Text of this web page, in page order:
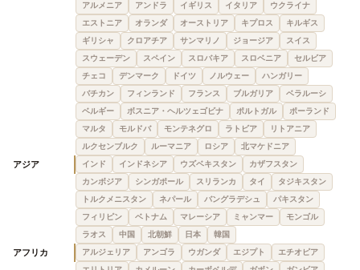
アルメニア
アンドラ イギリス イタリア
ウクライナ
エストニア
オランダ オーストリア キプロス
キルギス
ギリシャ
クロアチア サンマリノ ジョージア
スイス
スウェーデン
スペイン スロバキア スロベニア
セルビア
チェコ
デンマーク ドイツ ノルウェー
ハンガリー
バチカン
フィンランド フランス ブルガリア
ベラルーシ
ベルギー
ボスニア・ヘルツェゴビナ ポルトガル
ポーランド
マルタ
モルドバ モンテネグロ ラトビア
リトアニア
ルクセンブルク
ルーマニア ロシア 北マケドニア
アジア インド インドネシア ウズベキスタン
カザフスタン
カンボジア
シンガポール スリランカ タイ
タジキスタン
トルクメニスタン
ネパール バングラデシュ
パキスタン
フィリピン
ベトナム マレーシア ミャンマー
モンゴル
ラオス
中国 北朝鮮 日本 韓国
アフリカ アルジェリア アンゴラ ウガンダ エジプト
エチオピア